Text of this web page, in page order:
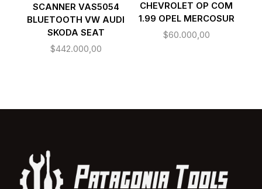
SCANNER VAS5054
BLUETOOTH VW AUDI
SKODA SEAT
$442.000,00
CHEVROLET OP COM
1.99 OPEL MERCOSUR
$60.000,00